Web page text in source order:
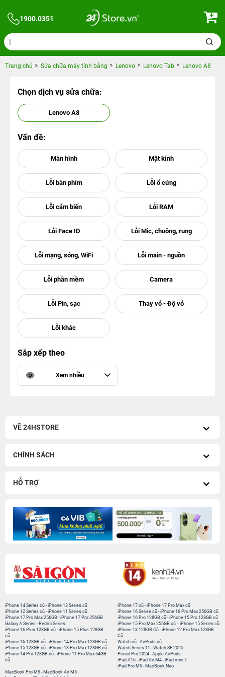
1900.0351
Trang chủ Sửa chữa máy tính bảng Lenovo Lenovo Tab Lenovo A8
Chọn dịch vụ sửa chữa:
Lenovo A8
Vấn đề:
Sắp xếp theo
Xem nhiều
VỀ 24HSTORE
CHÍNH SÁCH
HỖ TRỢ
iPhone 14 Series cũ -iPhone 13 Series cũ
iPhone 12 Series cũ -iPhone 11 Series cũ
iPhone 17 Pro Max 256GB -iPhone 17 Pro 256GB
Galaxy A Series - Redmi Series
iPhone 17 cũ -iPhone 17 Pro Max cũ
iPhone 16 Series cũ - iPhone 16 Pro Max 256GB cũ
iPhone 16 Pro 128GB cũ -iPhone 15 Pro 128GB cũ
iPhone 15 Pro Max 256GB cũ - iPhone 15 Series cũ
iPhone 16 Plus 128GB cũ -iPhone 15 Plus 128GB
cũ
iPhone 16 128GB cũ -iPhone 14 Pro Max 128GB cũ
iPhone 15 128GB cũ -iPhone 13 Pro Max 128GB cũ
iPhone 14 Pro 128GB cũ -iPhone 11 Pro Max 64GB
cũ
iPhone 13 128GB Cũ -iPhone 12 Pro Max 128GB
Cũ
Watch cũ -AirPods cũ
Watch Series 11 -Watch SE 2025
Pencil Pro 2024 -Apple AirPods
iPad A16 -iPad Air M4 -iPad mini 7
iPad Pro M5 - MacBook Neo
MacBook Pro M5 - MacBook Air M5